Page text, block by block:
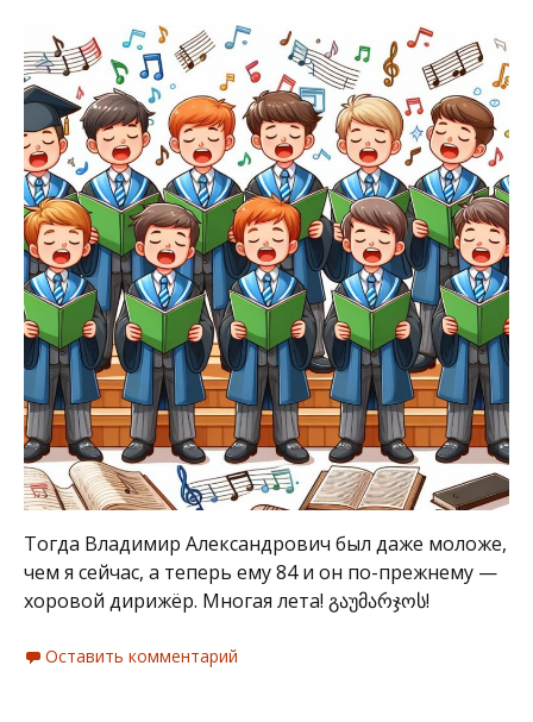
Тогда Владимир Александрович был даже моложе,
чем я сейчас, а теперь ему 84 и он по-прежнему —
хоровой дирижёр. Многая лета! გაუმარჯოს!
Оставить комментарий